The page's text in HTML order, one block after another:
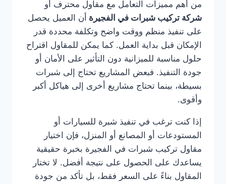
من أهم مميزات التعامل مع مقاول محترف أو
شركة تركيب شبرات في الفجيرة أن العميل يحصل
على تنفيذ منظم ووقت واضح وتكلفة محددة قدر
الإمكان قبل بداية العمل. كما يمكن للمقاول اقتراح
حلول مناسبة للميزانية دون التأثير على الأمان أو
جودة التنفيذ. فبعض المشاريع تحتاج إلى شبرات
بسيطة، بينما تحتاج مشاريع أخرى إلى هياكل أكبر
وأقوى.
إذا كنت ترغب في تنفيذ شبرة للسيارات أو
المستودعات أو المصانع أو المنزل، فإن اختيار
مقاول تركيب شبرات في الفجيرة بخبرة حقيقية
يساعدك على الحصول على نتيجة أفضل. لا تختار
المقاول بناءً على السعر فقط، بل تأكد من جودة